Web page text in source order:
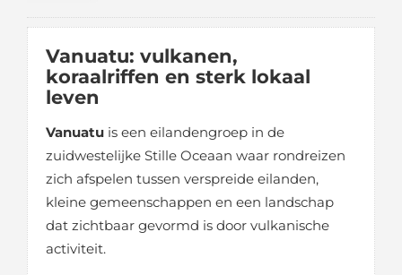
Vanuatu: vulkanen,
koraalriffen en sterk lokaal
leven
Vanuatu is een eilandengroep in de
zuidwestelijke Stille Oceaan waar rondreizen
zich afspelen tussen verspreide eilanden,
kleine gemeenschappen en een landschap
dat zichtbaar gevormd is door vulkanische
activiteit.